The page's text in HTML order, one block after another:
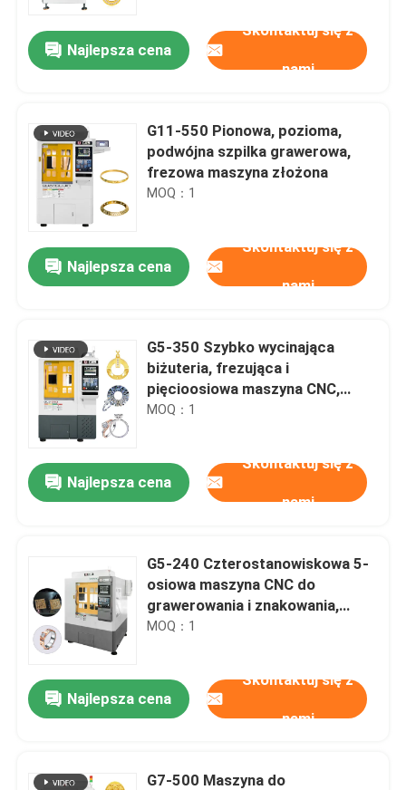
Najlepsza cena
Skontaktuj się z
nami
G11-550 Pionowa, pozioma,
podwójna szpilka grawerowa,
frezowa maszyna złożona
MOQ：1
Najlepsza cena
Skontaktuj się z
nami
G5-350 Szybko wycinająca
biżuteria, frezująca i
pięcioosiowa maszyna CNC,
grawerowanie biżuterii, maszyna
MOQ：1
Najlepsza cena
Skontaktuj się z
nami
G5-240 Czterostanowiskowa 5-
osiowa maszyna CNC do
grawerowania i znakowania,
obrabiarka CNC do złotej
MOQ：1
Najlepsza cena
Skontaktuj się z
nami
G7-500 Maszyna do